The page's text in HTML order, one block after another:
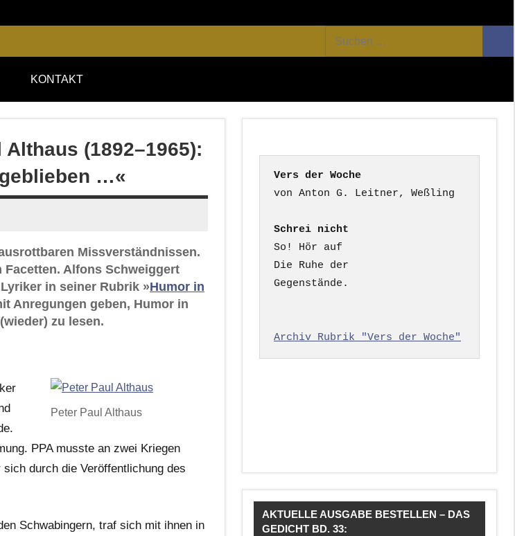
Suchen
nach:
KONTAKT
(1892–1965):
…«
Missverständnissen.
Alfons Schweiggert
in seiner Rubrik »Humor in
Anregungen geben, Humor in
zu lesen.
Peter Paul Althaus
PPA musste an zwei Kriegen
durch die Veröffentlichung des
Schwabingern, traf sich mit ihnen in
Vers der Woche
Schrei nicht
So! Hör auf
Die Ruhe der
Gegenstände.
Archiv Rubrik "Vers der Woche"
AKTUELLE AUSGABE BESTELLEN – DAS
GEDICHT BD. 33: